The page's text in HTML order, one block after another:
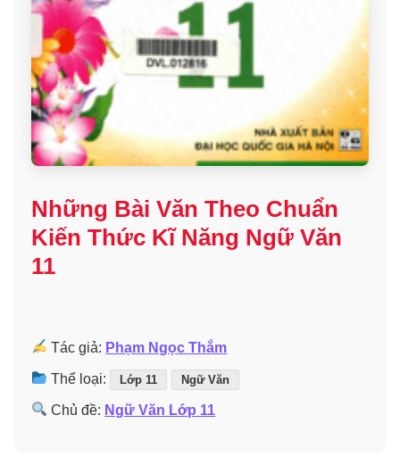
Những Bài Văn Theo Chuẩn
Kiến Thức Kĩ Năng Ngữ Văn
11
Tác giả: Phạm Ngọc Thắm
Thể loại: Lớp 11 Ngữ Văn
Chủ đề: Ngữ Văn Lớp 11